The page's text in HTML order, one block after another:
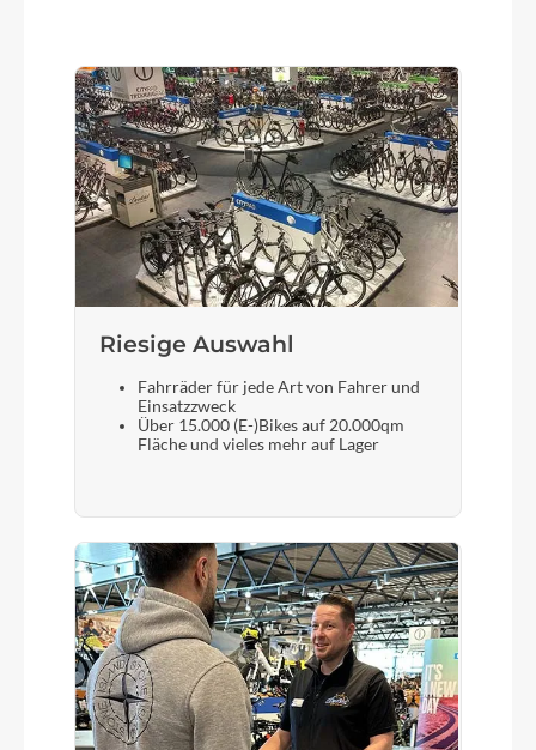
Laufradgröße
Size Split: 27.5: 41cm // 29: 46cm, 51cm, 56cm,
61cm
Schalthebel
Shimano Deore SL-5100-R
Bremshebel
Shimano BL-MT201
Sattel
BULLS Sportive Ergo
Gabel
Rock Shox Judy Gold RL-R, 100mm
Riesige Auswahl
Fahrräder für jede Art von Fahrer und
Einsatzzweck
Über 15.000 (E-)Bikes auf 20.000qm
Fläche und vieles mehr auf Lager